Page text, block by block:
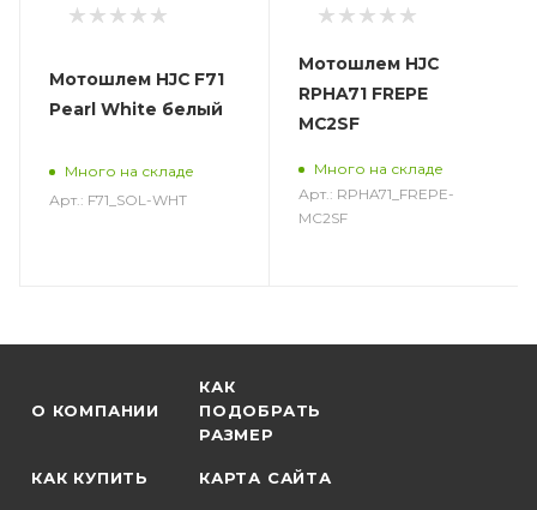
Мотошлем HJC F71
Pearl White белый
Много на складе
Арт.: F71_SOL-WHT
Мотошлем HJC
RPHA71 FREPE
MC2SF
Много на складе
Арт.: RPHA71_FREPE-
MC2SF
О КОМПАНИИ
КАК
ПОДОБРАТЬ
РАЗМЕР
КАК КУПИТЬ КАРТА САЙТА